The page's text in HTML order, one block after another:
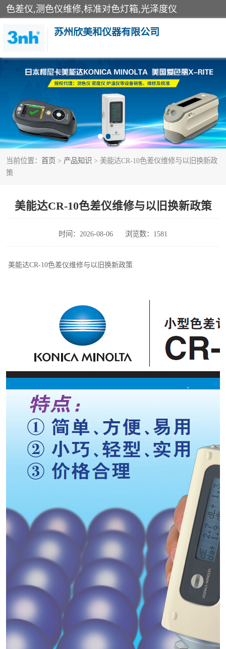
色差仪,测色仪维修,标准对色灯箱,光泽度仪
苏州欣美和仪器有限公司
当前位置： 首页 > 产品知识 > 美能达CR-10色差仪维修与以旧换新政
策
美能达CR-10色差仪维修与以旧换新政策
时间：2026-08-06 浏览数：1581
美能达CR-10色差仪维修与以旧换新政策
3nh色差仪
分光色差仪
美能达色差计
3nh分光测色仪
雾度透过率仪
色差仪维修
通用仪器产品
配色软件
条码扫描仪维修